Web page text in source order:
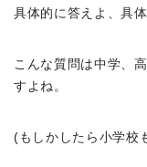
具体的に答えよ、具
こんな質問は中学、
すよね。
(もしかしたら小学校